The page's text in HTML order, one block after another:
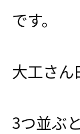
です。
大工さん
3つ並ぶ